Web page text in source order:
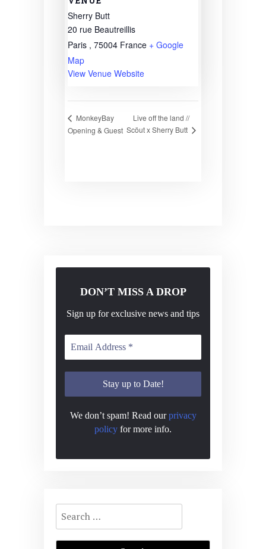
Sherry Butt
20 rue Beautreillis
Paris , 75004 France + Google
Map
View Venue Website
MonkeyBay
Opening & Guest
Live off the land //
Scöut x Sherry Butt
DON’T MISS A DROP
Sign up for exclusive news and tips
We don’t spam! Read ourprivacy
policy for more info.
Search
for: